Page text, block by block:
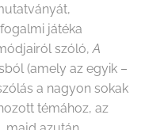
játéka
szóló, A
(amely az egyik –
a nagyon sokak
témához, az